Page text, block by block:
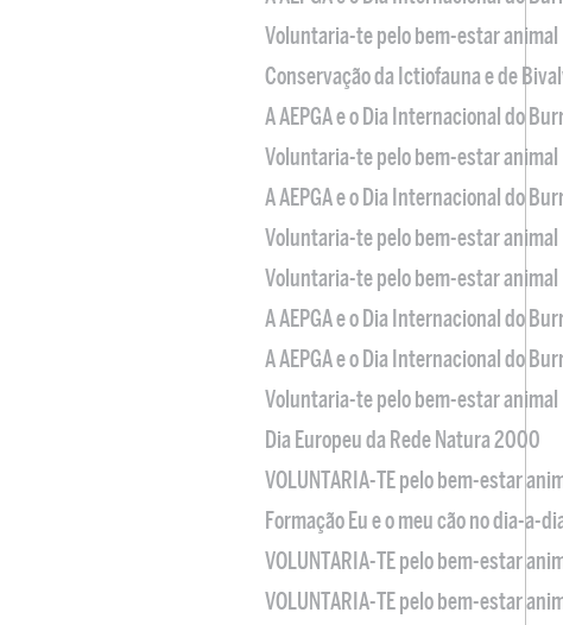
Voluntaria-te pelo bem-estar animal
Conservação da Ictiofauna e de
A AEPGA e o Dia Internacional do
Voluntaria-te pelo bem-estar animal
A AEPGA e o Dia Internacional do
Voluntaria-te pelo bem-estar animal
Voluntaria-te pelo bem-estar animal
A AEPGA e o Dia Internacional do
A AEPGA e o Dia Internacional do
Voluntaria-te pelo bem-estar animal
Dia Europeu da Rede Natura 2000
VOLUNTARIA-TE pelo bem-estar
Formação Eu e o meu cão no dia-a-
VOLUNTARIA-TE pelo bem-estar
VOLUNTARIA-TE pelo bem-estar